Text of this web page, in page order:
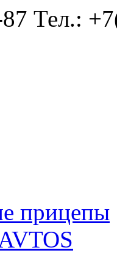
Тел.:
прицепы